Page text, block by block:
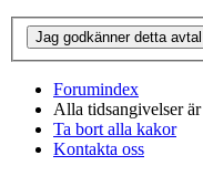
Forumindex
Alla tidsangivelser
Ta bort alla kakor
Kontakta oss